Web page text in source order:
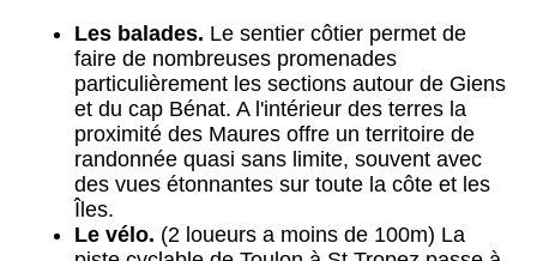
Les balades. Le sentier côtier permet de
faire de nombreuses promenades
particulièrement les sections autour de Giens
et du cap Bénat. A l'intérieur des terres la
proximité des Maures offre un territoire de
randonnée quasi sans limite, souvent avec
des vues étonnantes sur toute la côte et les
Îles.
Le vélo. (2 loueurs a moins de 100m) La